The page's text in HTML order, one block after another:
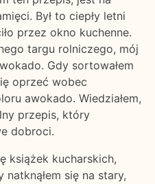
Był to ciepły letni
przez okno kuchenne.
targu rolniczego, mój
Gdy sortowałem
oprzeć wobec
awokado. Wiedziałem,
przepis, który
dobroci.
książek kucharskich,
się na stary,